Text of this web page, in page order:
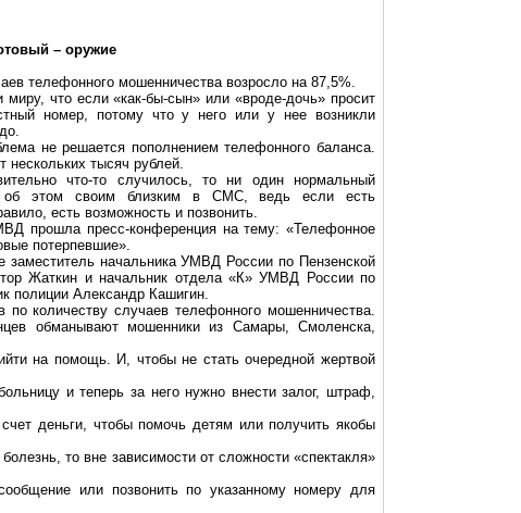
– оружие
телефонного мошенничества возросло на 87,5%.
миру, что если «как-бы-сын» или «вроде-дочь» просит
номер, потому что у него или у нее возникли
не решается пополнением телефонного баланса.
нескольких тысяч рублей.
что-то случилось, то ни один нормальный
об этом своим близким в CMC, ведь если есть
есть возможность и позвонить.
прошла пресс-конференция на тему: «Телефонное
потерпевшие».
заместитель начальника УМВД России по Пензенской
Жаткин и начальник отдела «К» УМВД России по
полиции Александр Кашигин.
количеству случаев телефонного мошенничества.
обманывают мошенники из Самары, Смоленска,
на помощь. И, чтобы не стать очередной жертвой
и теперь за него нужно внести залог, штраф,
деньги, чтобы помочь детям или получить якобы
то вне зависимости от сложности «спектакля»
или позвонить по указанному номеру для